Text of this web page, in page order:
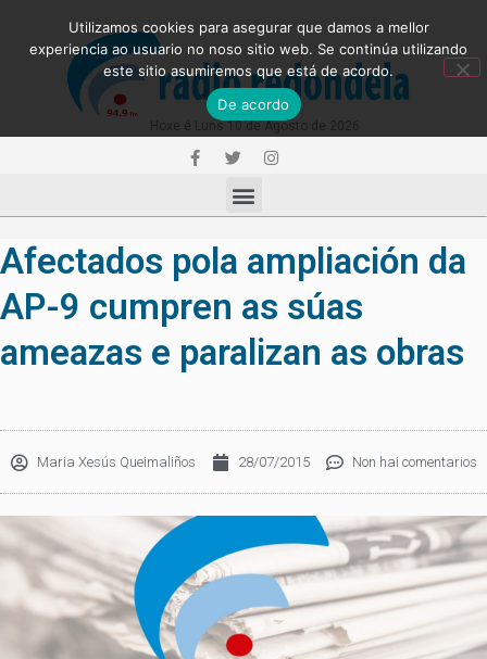
Afectados pola ampliación da
AP-9 cumpren as súas
ameazas e paralizan as obras
Maria Xesús Queimaliños 28/07/2015 Non hai comentarios
Utilizamos cookies para asegurar que damos a mellor
experiencia ao usuario no noso sitio web. Se continúa utilizando
este sitio asumiremos que está de acordo.
De acordo